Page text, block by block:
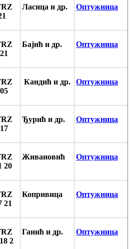
Ласица и др. Оптужница
Бајић и др. Оптужница
Кандић и др. Оптужница
Ђурић и др. Оптужница
20
Живановић Оптужница
21
Копривица Оптужница
2
Ганић и др. Оптужница